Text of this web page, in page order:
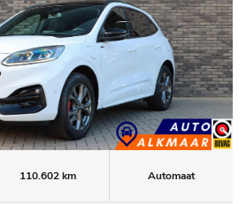
110.602 km Automaat